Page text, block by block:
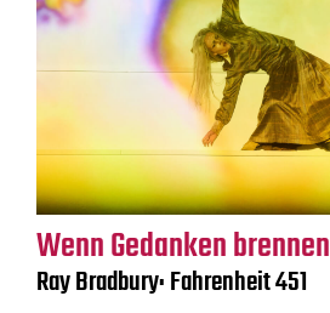
Wenn Gedanken brennen
Ray Bradbury: Fahrenheit 451